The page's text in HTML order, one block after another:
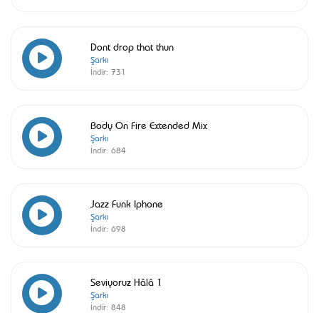
Dont drop that thun
Şarkı
İndir: 731
Body On Fire Extended Mix
Şarkı
İndir: 684
Jazz Funk Iphone
Şarkı
İndir: 698
Seviyoruz Hâlâ 1
Şarkı
İndir: 848